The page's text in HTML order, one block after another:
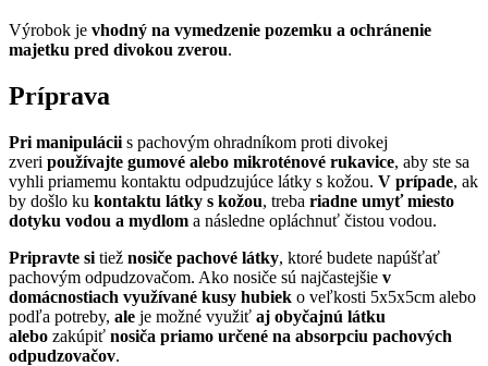
Výrobok je vhodný na vymedzenie pozemku a ochránenie
majetku pred divokou zverou.
Príprava
Pri manipulácii s pachovým ohradníkom proti divokej
zveri používajte gumové alebo mikroténové rukavice, aby ste sa
vyhli priamemu kontaktu odpudzujúce látky s kožou. V prípade, ak
by došlo ku kontaktu látky s kožou, treba riadne umyť miesto
dotyku vodou a mydlom a následne opláchnuť čistou vodou.
Pripravte si tiež nosiče pachové látky, ktoré budete napúšťať
pachovým odpudzovačom. Ako nosiče sú najčastejšie v
domácnostiach využívané kusy hubiek o veľkosti 5x5x5cm alebo
podľa potreby, ale je možné využiť aj obyčajnú látku
alebo zakúpiť nosiča priamo určené na absorpciu pachových
odpudzovačov.